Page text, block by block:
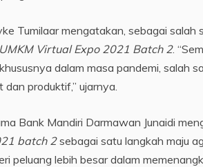
Tumilaar mengatakan, sebagai salah
Virtual Expo 2021 Batch 2.
dalam masa pandemi, salah
produktif,” ujarnya.
Bank Mandiri Darmawan Junaidi
batch 2sebagai satu langkah maju
peluang lebih besar dalam